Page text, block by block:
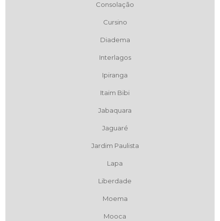
Consolação
Cursino
Diadema
Interlagos
Ipiranga
Itaim Bibi
Jabaquara
Jaguaré
Jardim Paulista
Lapa
Liberdade
Moema
Mooca